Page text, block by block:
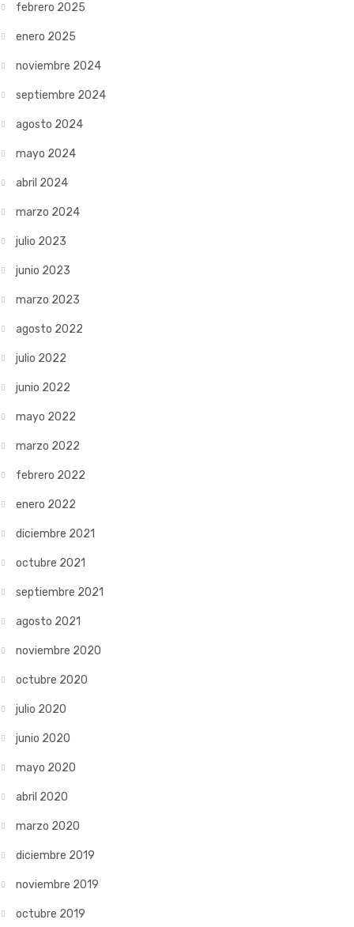
febrero 2025
enero 2025
noviembre 2024
septiembre 2024
agosto 2024
mayo 2024
abril 2024
marzo 2024
julio 2023
junio 2023
marzo 2023
agosto 2022
julio 2022
junio 2022
mayo 2022
marzo 2022
febrero 2022
enero 2022
diciembre 2021
octubre 2021
septiembre 2021
agosto 2021
noviembre 2020
octubre 2020
julio 2020
junio 2020
mayo 2020
abril 2020
marzo 2020
diciembre 2019
noviembre 2019
octubre 2019